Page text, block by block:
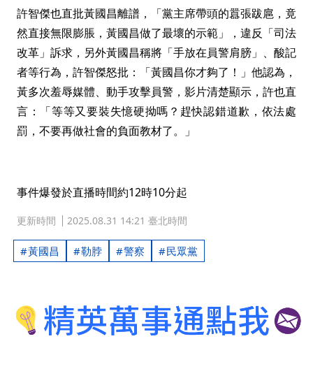
許智傑也直批黃國昌離譜，「黨主席帶頭的囂張跋扈，竟
然直接無限膨脹，黃國昌做了最壞的示範」，違反「司法
改革」訴求，另外黃國昌稱將「手放在員警肩膀」、酸記
者等行為，許智傑怒批：「黃國昌你才夠了！」他認為，
黃多次羞辱媒體、動手攻擊員警，影片清楚顯示，許也直
言：「等等又要裝失憶硬拗嗎？趕快認錯道歉，依法處
罰，不要再做社會的負面教材了。」
事件爆發於直播時間約12時10分起
更新時間 2025.08.31 14:21 臺北時間
黃國昌 勒脖 警察 民眾黨